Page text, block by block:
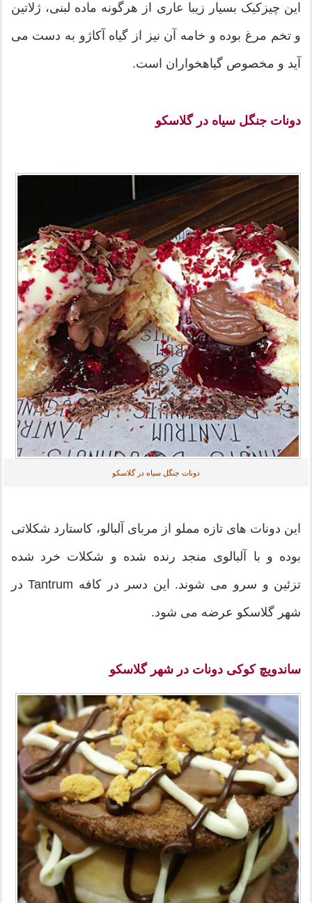
این چیزکیک بسیار زیبا عاری از هرگونه ماده لبنی، ژلاتین
و تخم مرغ بوده و خامه آن نیز از گیاه آکاژو به دست می
آید و مخصوص گیاهخواران است.
دونات جنگل سیاه در گلاسکو
دونات جنگل سیاه در گلاسکو
این دونات های تازه مملو از مربای آلبالو، کاستارد شکلاتی
بوده و با آلبالوی منجد رنده شده و شکلات خرد شده
تزئین و سرو می شوند. این دسر در کافه Tantrum در
شهر گلاسکو عرضه می شود.
ساندویچ کوکی دونات در شهر گلاسکو